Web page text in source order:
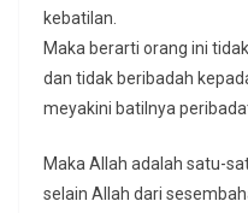
kebatilan.
Maka berarti orang ini
dan tidak beribadah
meyakini batilnya
Maka Allah adalah satu-
selain Allah dari